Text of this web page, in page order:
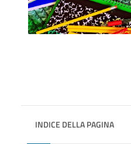
INDICE DELLA PAGINA